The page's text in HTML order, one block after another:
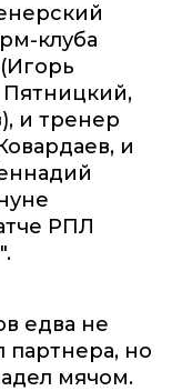
клуба
и тренер
и
РПЛ
едва не
партнера, но
мячом.